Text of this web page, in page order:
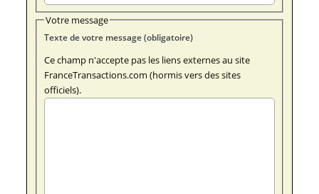
Votre message
Texte de votre message (obligatoire)
Ce champ n'accepte pas les liens externes au site
FranceTransactions.com (hormis vers des sites
officiels).